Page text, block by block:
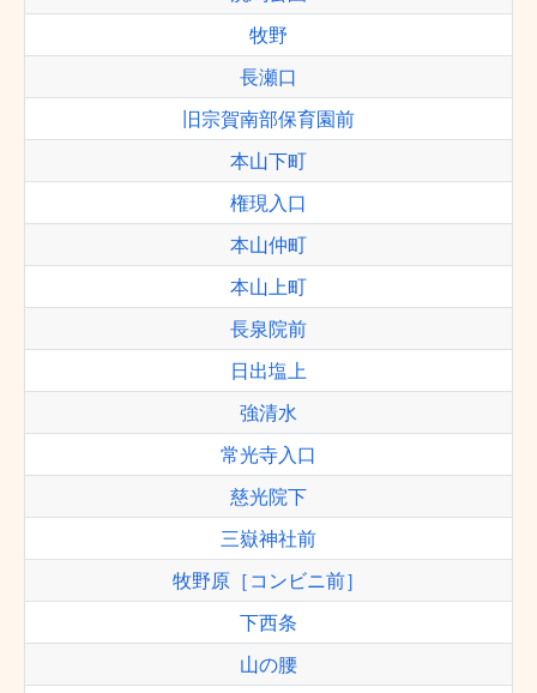
牧野
長瀬口
旧宗賀南部保育園前
本山下町
権現入口
本山仲町
本山上町
長泉院前
日出塩上
強清水
常光寺入口
慈光院下
三嶽神社前
牧野原［コンビニ前］
下西条
山の腰